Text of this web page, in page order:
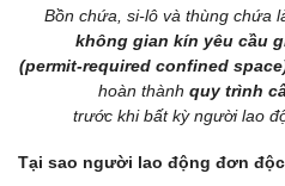
Bồn chứa, si-lô và thùng chứa
không gian kín yêu cầu
(permit-required confined
hoàn thành quy trình
trước khi bất kỳ người lao
Tại sao người lao động đơn